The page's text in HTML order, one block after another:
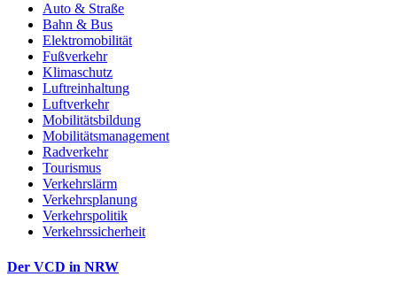
Auto & Straße
Bahn & Bus
Elektromobilität
Fußverkehr
Klimaschutz
Luftreinhaltung
Luftverkehr
Mobilitätsbildung
Mobilitätsmanagement
Radverkehr
Tourismus
Verkehrslärm
Verkehrsplanung
Verkehrspolitik
Verkehrssicherheit
Der VCD in NRW